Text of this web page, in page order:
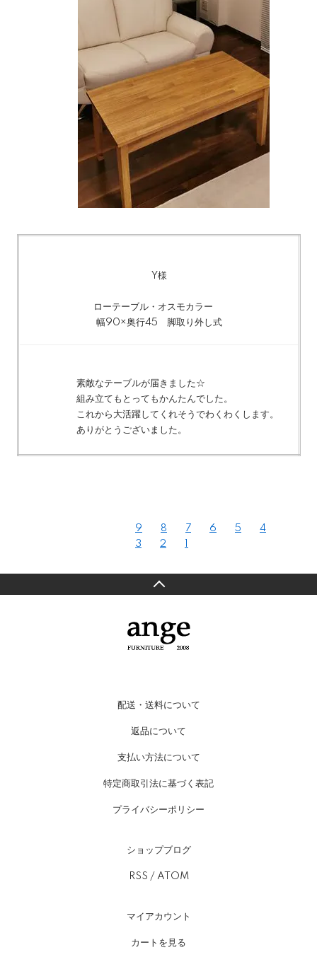
Y様
ローテーブル ・オスモカラー
幅90×奥行45 脚取り外し式
素敵なテーブルが届きました☆
組み立てもとってもかんたんでした。
これから大活躍してくれそうでわくわくします。
ありがとうございました。
9 8 7 6 5
4
3
2
配送・送料について
返品について
支払い方法について
特定商取引法に基づく表記
プライバシーポリシー
ショップブログ
RSS / ATOM
マイアカウント
カートを見る